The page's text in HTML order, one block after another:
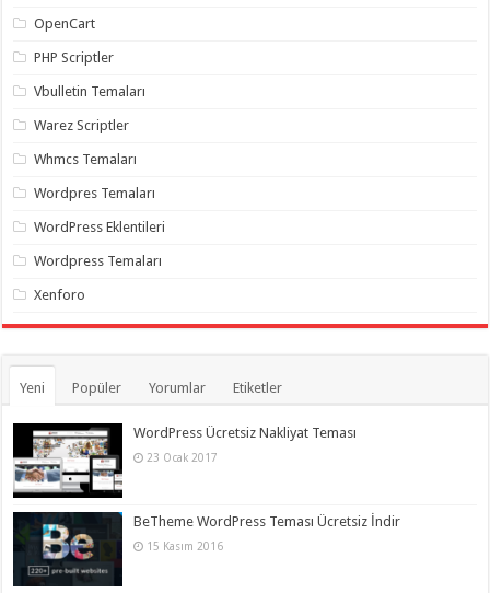
organizasyon
gaziantep
palyaço,
twitter
takipçi
hilesi
takipçi
instagram
hilesi ,
OpenCart
PHP Scriptler
Vbulletin Temaları
Warez Scriptler
Whmcs Temaları
Wordpres Temaları
WordPress Eklentileri
Wordpress Temaları
Xenforo
Yeni Popüler Yorumlar Etiketler
WordPress Ücretsiz Nakliyat Teması
23 Ocak 2017
BeTheme WordPress Teması Ücretsiz İndir
15 Kasım 2016